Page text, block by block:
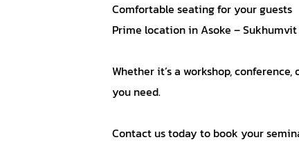
Comfortable seating for your guests
Prime location in Asoke – Sukhumvit
Whether it’s a workshop,
you need.
Contact us today to book your